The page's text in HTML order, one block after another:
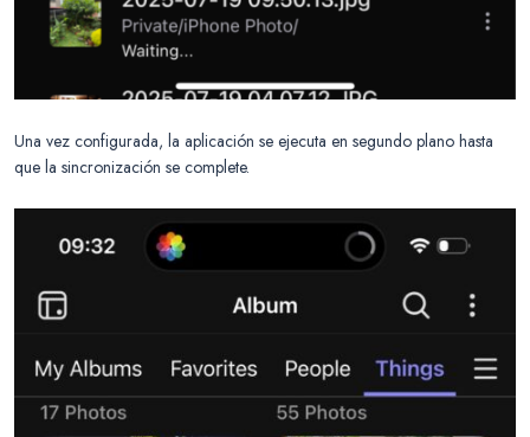
Una vez configurada, la aplicación se ejecuta en segundo plano hasta
que la sincronización se complete.